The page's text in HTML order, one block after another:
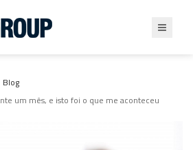
Blog
um mês, e isto foi o que me aconteceu